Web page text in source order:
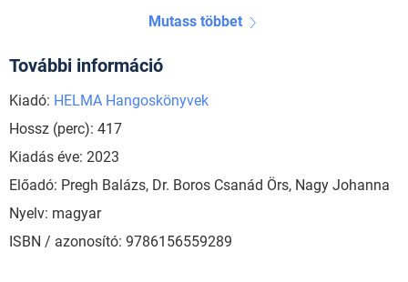
Mutass többet
További információ
Kiadó: HELMA Hangoskönyvek
Hossz (perc): 417
Kiadás éve: 2023
Előadó: Pregh Balázs, Dr. Boros Csanád Örs, Nagy Johanna
Nyelv: magyar
ISBN / azonosító: 9786156559289